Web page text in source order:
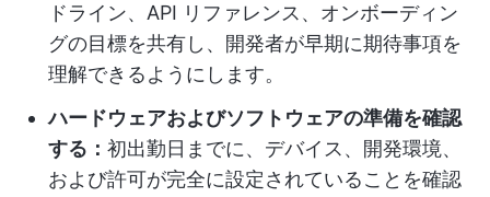
ドライン、API リファレンス、オンボーディン
グの目標を共有し、開発者が早期に期待事項を
理解できるようにします。
ハードウェアおよびソフトウェアの準備を確認
する： 初出勤日までに、デバイス、開発環境、
および許可が完全に設定されていることを確認